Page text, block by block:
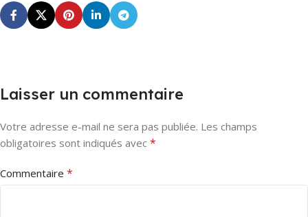
Laisser un commentaire
Votre adresse e-mail ne sera pas publiée. Les champs
obligatoires sont indiqués avec *
Commentaire *